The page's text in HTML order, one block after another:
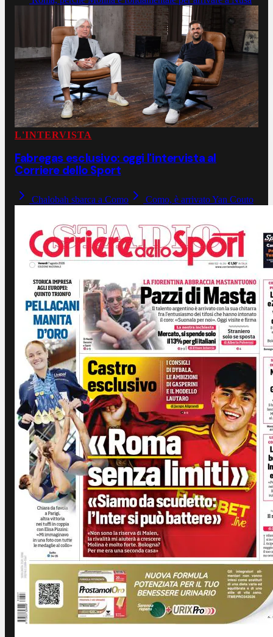
L'INTERVISTA
Fabregas esclusivo: oggi l'intervista al
Corriere dello Sport
Chalobah sbarca a Como Como, è arrivato Yan Couto